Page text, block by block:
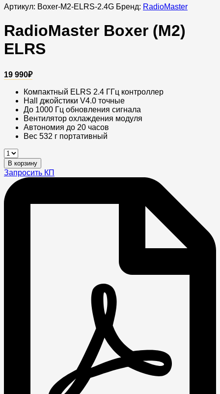
Артикул: Boxer-M2-ELRS-2.4G Бренд: RadioMaster
RadioMaster Boxer (M2)
ELRS
19 990₽
Компактный ELRS 2.4 ГГц контроллер
Hall джойстики V4.0 точные
До 1000 Гц обновления сигнала
Вентилятор охлаждения модуля
Автономия до 20 часов
Вес 532 г портативный
RadioMaster
Boxer
(M2)
ELRS
quantity
В корзину
Запросить КП